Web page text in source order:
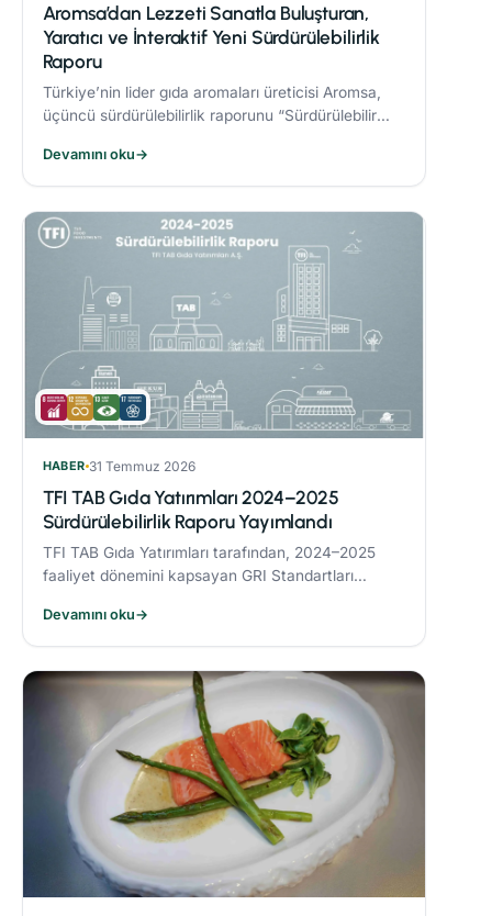
Aromsa’dan Lezzeti Sanatla Buluşturan,
Yaratıcı ve İnteraktif Yeni Sürdürülebilirlik
Raporu
Türkiye’nin lider gıda aromaları üreticisi Aromsa,
üçüncü sürdürülebilirlik raporunu “Sürdürülebilir
Devamını oku→
HABER 31 Temmuz 2026
TFI TAB Gıda Yatırımları 2024–2025
Sürdürülebilirlik Raporu Yayımlandı
TFI TAB Gıda Yatırımları tarafından, 2024–2025
faaliyet dönemini kapsayan GRI Standartları
Devamını oku→